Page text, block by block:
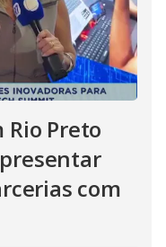
Preto
com